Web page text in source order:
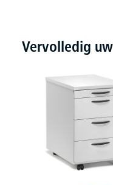
Productgalerij overslaan
Vervolledig